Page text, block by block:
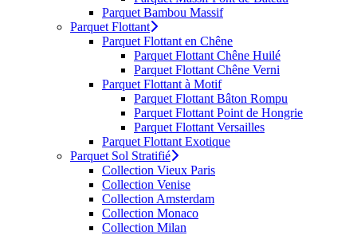
Parquet Bambou Massif
Parquet Flottant
Parquet Flottant en Chêne
Parquet Flottant Chêne Huilé
Parquet Flottant Chêne Verni
Parquet Flottant à Motif
Parquet Flottant Bâton Rompu
Parquet Flottant Point de Hongrie
Parquet Flottant Versailles
Parquet Flottant Exotique
Parquet Sol Stratifié
Collection Vieux Paris
Collection Venise
Collection Amsterdam
Collection Monaco
Collection Milan